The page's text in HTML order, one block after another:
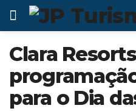
Clara
para o Dia